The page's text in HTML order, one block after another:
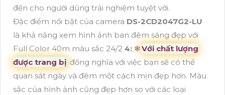
đến cho người dùng trải nghiệm tuyệt vời.
Đặc điểm nổi bật của camera DS-2CD2047G2-LU
là khả năng xem hình ảnh ban đêm sáng đẹp với
Full Color 40m màu sắc 24/2 4: ❃Với chất lượng
được trang bị đồng nghĩa với việc bạn sẽ có thể
quan sát ngày và đêm một cách mịn đẹp hơn. Màu
sắc của hình ảnh cũng đẹp hơn so với các loại